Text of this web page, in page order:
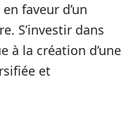
faveur d’un
S’investir dans
à la création d’une
et